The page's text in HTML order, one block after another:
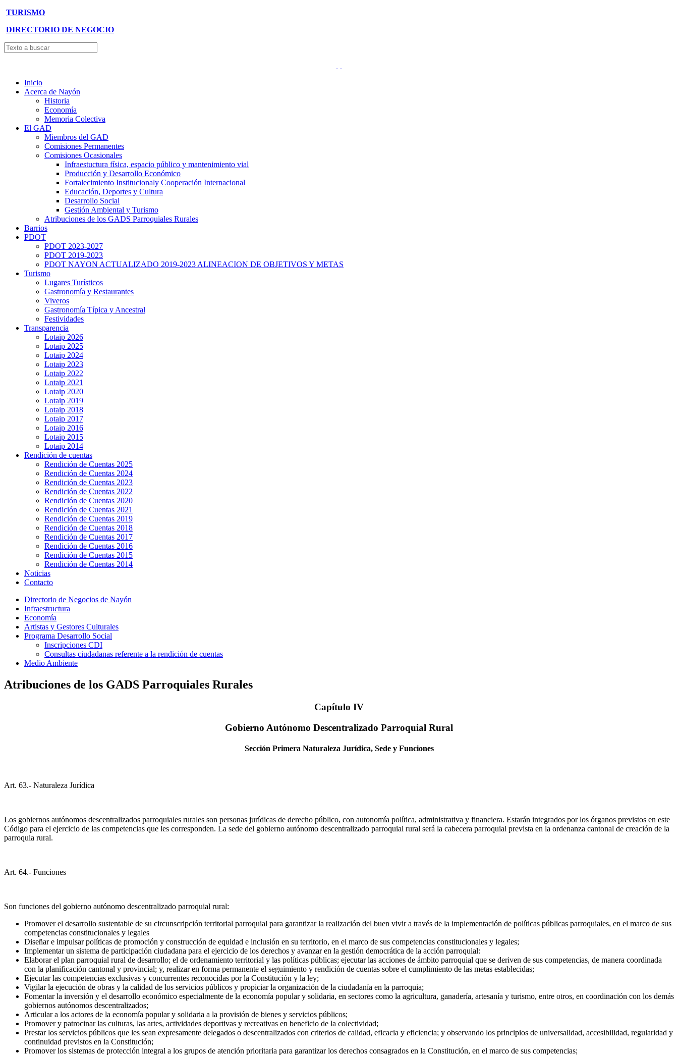
TURISMO
DIRECTORIO DE NEGOCIO
Inicio
Acerca de Nayón
Historia
Economía
Memoria Colectiva
El GAD
Miembros del GAD
Comisiones Permanentes
Comisiones Ocasionales
Infraestuctura física, espacio público y mantenimiento vial
Producción y Desarrollo Económico
Fortalecimiento Institucionaly Cooperación Internacional
Educación, Deportes y Cultura
Desarrollo Social
Gestión Ambiental y Turismo
Atribuciones de los GADS Parroquiales Rurales
Barrios
PDOT
PDOT 2023-2027
PDOT 2019-2023
PDOT NAYON ACTUALIZADO 2019-2023 ALINEACION DE OBJETIVOS Y METAS
Turismo
Lugares Turísticos
Gastronomía y Restaurantes
Viveros
Gastronomía Típica y Ancestral
Festividades
Transparencia
Lotaip 2026
Lotaip 2025
Lotaip 2024
Lotaip 2023
Lotaip 2022
Lotaip 2021
Lotaip 2020
Lotaip 2019
Lotaip 2018
Lotaip 2017
Lotaip 2016
Lotaip 2015
Lotaip 2014
Rendición de cuentas
Rendición de Cuentas 2025
Rendición de Cuentas 2024
Rendición de Cuentas 2023
Rendición de Cuentas 2022
Rendición de Cuentas 2020
Rendición de Cuentas 2021
Rendición de Cuentas 2019
Rendición de Cuentas 2018
Rendición de Cuentas 2017
Rendición de Cuentas 2016
Rendición de Cuentas 2015
Rendición de Cuentas 2014
Noticias
Contacto
Directorio de Negocios de Nayón
Infraestructura
Economía
Artistas y Gestores Culturales
Programa Desarrollo Social
Inscripciones CDI
Consultas ciudadanas referente a la rendición de cuentas
Medio Ambiente
Atribuciones de los GADS Parroquiales Rurales
Capítulo IV
Gobierno Autónomo Descentralizado Parroquial Rural
Sección Primera Naturaleza Jurídica, Sede y Funciones
Art. 63.- Naturaleza Jurídica
Los gobiernos autónomos descentralizados parroquiales rurales son personas jurídicas de derecho público, con autonomía política, administrativa y financiera. Estarán integrados por los órganos previstos en este
Código para el ejercicio de las competencias que les corresponden. La sede del gobierno autónomo descentralizado parroquial rural será la cabecera parroquial prevista en la ordenanza cantonal de creación de la
parroquia rural.
Art. 64.- Funciones
Son funciones del gobierno autónomo descentralizado parroquial rural:
Promover el desarrollo sustentable de su circunscripción territorial parroquial para garantizar la realización del buen vivir a través de la implementación de políticas públicas parroquiales, en el marco de sus
competencias constitucionales y legales
Diseñar e impulsar políticas de promoción y construcción de equidad e inclusión en su territorio, en el marco de sus competencias constitucionales y legales;
Implementar un sistema de participación ciudadana para el ejercicio de los derechos y avanzar en la gestión democrática de la acción parroquial:
Elaborar el plan parroquial rural de desarrollo; el de ordenamiento territorial y las políticas públicas; ejecutar las acciones de ámbito parroquial que se deriven de sus competencias, de manera coordinada
con la planificación cantonal y provincial; y, realizar en forma permanente el seguimiento y rendición de cuentas sobre el cumplimiento de las metas establecidas;
Ejecutar las competencias exclusivas y concurrentes reconocidas por la Constitución y la ley;
Vigilar la ejecución de obras y la calidad de los servicios públicos y propiciar la organización de la ciudadanía en la parroquia;
Fomentar la inversión y el desarrollo económico especialmente de la economía popular y solidaria, en sectores como la agricultura, ganadería, artesanía y turismo, entre otros, en coordinación con los demás
gobiernos autónomos descentralizados;
Articular a los actores de la economía popular y solidaria a la provisión de bienes y servicios públicos;
Promover y patrocinar las culturas, las artes, actividades deportivas y recreativas en beneficio de la colectividad;
Prestar los servicios públicos que les sean expresamente delegados o descentralizados con criterios de calidad, eficacia y eficiencia; y observando los principios de universalidad, accesibilidad, regularidad y
continuidad previstos en la Constitución;
Promover los sistemas de protección integral a los grupos de atención prioritaria para garantizar los derechos consagrados en la Constitución, en el marco de sus competencias;